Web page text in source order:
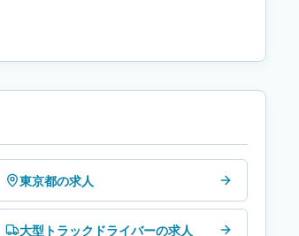
東京都の求人
大型トラックドライバーの求人